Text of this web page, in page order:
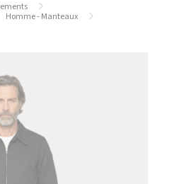
Homme - Manteaux